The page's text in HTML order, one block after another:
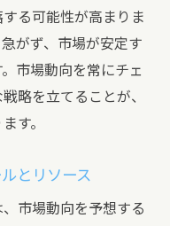
る可能性が高まりま
がず、市場が安定す
市場動向を常にチェ
略を立てることが、
す。
とリソース
市場動向を予想する